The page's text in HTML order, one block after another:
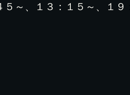
～、１３：１５～、１９